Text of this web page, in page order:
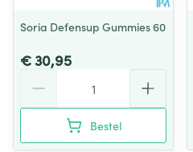
Soria Defensup Gummies 60
€ 30,95
Bestel